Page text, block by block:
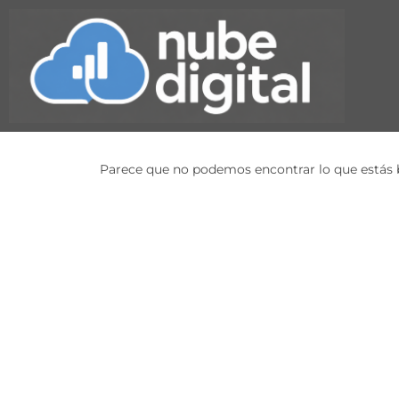
Parece que no podemos encontrar lo que estás